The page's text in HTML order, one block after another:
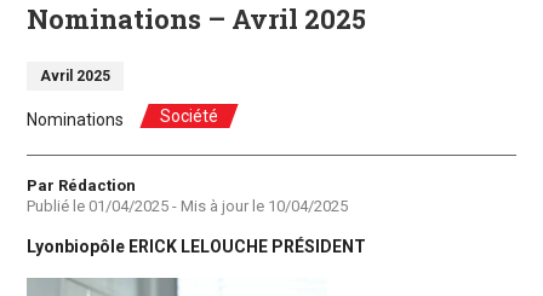
Nominations – Avril 2025
Avril 2025
Nominations Société
Auteur
Par Rédaction
Publié le 01/04/2025 - Mis à jour le 10/04/2025
Lyonbiopôle ERICK LELOUCHE PRÉSIDENT